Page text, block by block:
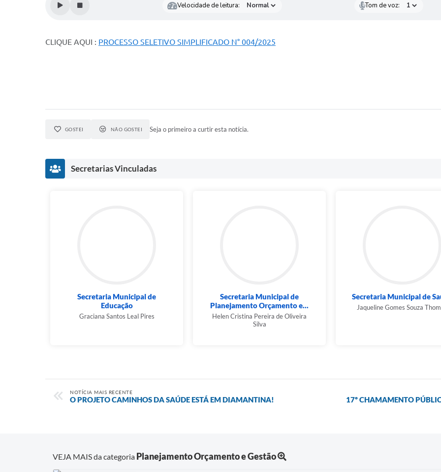
Velocidade de leitura: Tom de voz:
CLIQUE AQUI : PROCESSO SELETIVO SIMPLIFICADO N° 004/2025
GOSTEI NÃO GOSTEI Seja o primeiro a curtir esta notícia.
Secretarias Vinculadas
Secretaria Municipal de
Educação
Graciana Santos Leal Pires
Secretaria Municipal de
Planejamento Orçamento e...
Helen Cristina Pereira de Oliveira
Silva
Secretaria Municipal de
Jaqueline Gomes Souza
NOTÍCIA MAIS RECENTE
O PROJETO CAMINHOS DA SAÚDE ESTÁ EM DIAMANTINA! 17º CHAMAMENTO
VEJA MAIS da categoria Planejamento Orçamento e Gestão